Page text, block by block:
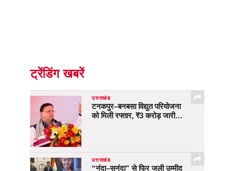
ट्रेंडिंग खबरें
उत्तराखंड
टनकपुर–बनबसा विद्युत परियोजना
को मिली रफ्तार, ₹3 करोड़ जारी…
उत्तराखंड
“नंदा–सुनंदा” से फिर जली उम्मीद